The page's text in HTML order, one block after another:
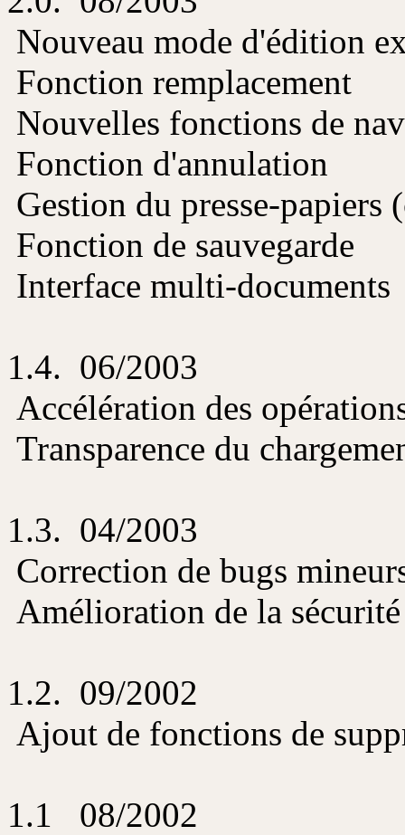
Nouveau mode d'édition
Fonction remplacement
Nouvelles fonctions de
Fonction d'annulation
Gestion du presse-papiers
Fonction de sauvegarde
Interface multi-documents
1.4. 06/2003
Accélération des
Transparence du
1.3. 04/2003
Correction de bugs
Amélioration de la sécurité
1.2. 09/2002
Ajout de fonctions de
1.1 08/2002